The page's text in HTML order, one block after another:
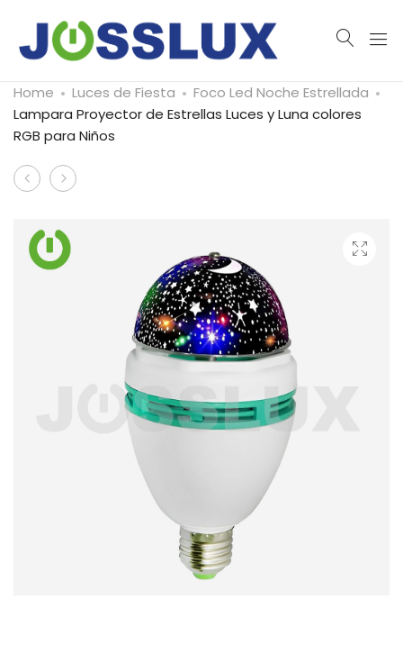
Home Luces de Fiesta
Foco Led Noche Estrellada
Lampara Proyector de Estrellas Luces y Luna colores
RGB para Niños
Product
FOCO
CON
SENSOR
Alumbrado
Solar
–